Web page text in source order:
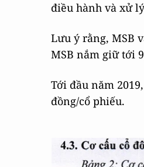
điều hành và xử
Lưu ý rằng, MSB
MSB nắm giữ tới
Tới đầu năm
đồng/cổ phiếu.